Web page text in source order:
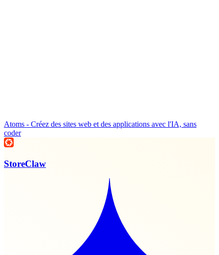
Atoms - Créez des sites web et des applications avec l'IA, sans
coder
StoreClaw